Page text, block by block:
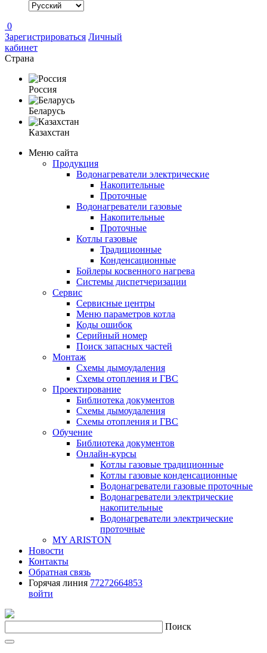
0
Зарегистрироваться Личный
кабинет
Страна
Россия
Беларусь
Казахстан
Меню сайта
Продукция
Водонагреватели электрические
Накопительные
Проточные
Водонагреватели газовые
Накопительные
Проточные
Котлы газовые
Традиционные
Конденсационные
Бойлеры косвенного нагрева
Системы диспетчеризации
Сервис
Сервисные центры
Меню параметров котла
Коды ошибок
Серийный номер
Поиск запасных частей
Монтаж
Схемы дымоудаления
Схемы отопления и ГВС
Проектирование
Библиотека документов
Схемы дымоудаления
Схемы отопления и ГВС
Обучение
Библиотека документов
Онлайн-курсы
Котлы газовые традиционные
Котлы газовые конденсационные
Водонагреватели газовые проточные
Водонагреватели электрические
накопительные
Водонагреватели электрические
проточные
MY ARISTON
Новости
Контакты
Обратная связь
Горячая линия 77272664853
войти
Поиск